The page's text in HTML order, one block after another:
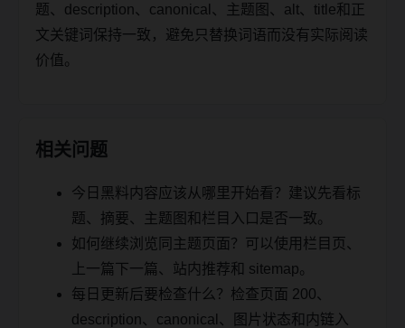
题、description、canonical、主题图、alt、title和正
文关键词保持一致，避免只替换词语而没有实际阅读
价值。
相关问题
今日黑料内容应该从哪里开始看？建议先看标
题、摘要、主题图和栏目入口是否一致。
如何继续浏览同主题页面？可以使用栏目页、
上一篇下一篇、站内推荐和 sitemap。
每日更新后要检查什么？检查页面 200、
description、canonical、图片状态和内链入